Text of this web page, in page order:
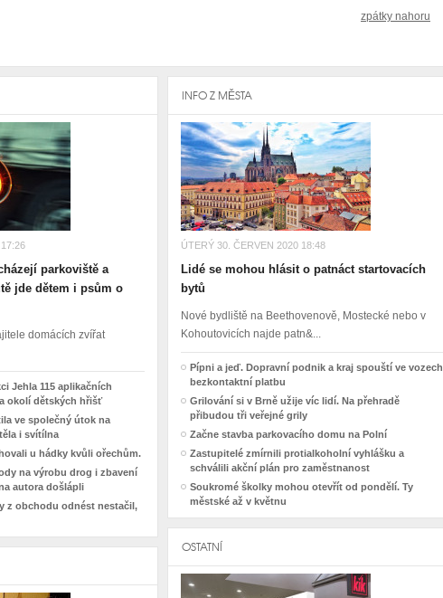
zpátky nahoru
parkoviště a
jde dětem i psům o
domácích zvířat
Jehla 115 aplikačních
okolí dětských hřišť
ve společný útok na
i svítílna
u hádky kvůli ořechům.
na výrobu drog i zbavení
autora došlápli
z obchodu odnést nestačil,
INFO Z MĚSTA
ÚTERÝ 30. ČERVEN 2020 18:48
Lidé se mohou hlásit o patnáct startovacích
bytů
Nové bydliště na Beethovenově, Mostecké nebo v
Kohoutovicích najde patn&...
Pípni a jeď. Dopravní podnik a kraj spouští ve vozech
bezkontaktní platbu
Grilování si v Brně užije víc lidí. Na přehradě
přibudou tři veřejné grily
Začne stavba parkovacího domu na Polní
Zastupitelé zmírnili protialkoholní vyhlášku a
schválili akční plán pro zaměstnanost
Soukromé školky mohou otevřít od pondělí. Ty
městské až v květnu
OSTATNÍ